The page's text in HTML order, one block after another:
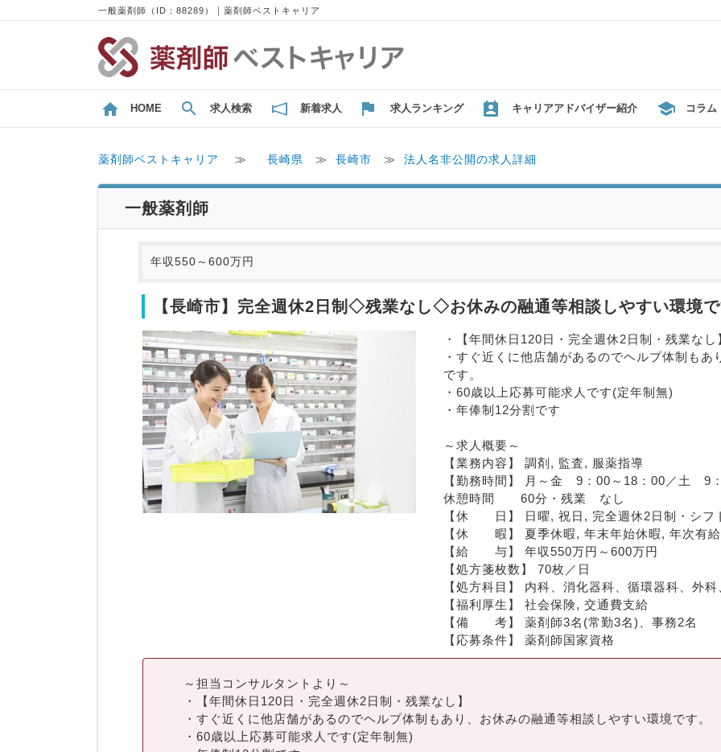
一般薬剤師（ID：88289）｜薬剤師ベストキャリア
HOME 求人検索 新着求人 求人ランキング キャリアアドバイザー紹介 コラム
薬剤師ベストキャリア ≫ 長崎県 ≫ 長崎市 ≫ 法人名非公開の求人詳細
一般薬剤師
年収550～600万円
【長崎市】完全週休2日制◇残業なし◇お休みの融通等相談しやすい環境
・【年間休日120日・完全週休2日制・残業なし
・すぐ近くに他店舗があるのでヘルプ体制も
です。
・60歳以上応募可能求人です(定年制無)
・年俸制12分割です
～求人概要～
【業務内容】 調剤, 監査, 服薬指導
【勤務時間】 月～金　9：00～18：00／土　9
休憩時間	60分・残業　なし
【休　　日】 日曜, 祝日, 完全週休2日制・シフ
【給　　与】 年収550万円～600万円
【処方箋枚数】 70枚／日
【処方科目】 内科、消化器科、循環器科、外
【福利厚生】 社会保険, 交通費支給
【備　　考】 薬剤師3名(常勤3名)、事務2名
【応募条件】 薬剤師国家資格
～担当コンサルタントより～
・【年間休日120日・完全週休2日制・残業なし】
・すぐ近くに他店舗があるのでヘルプ体制もあり、お休みの融通等相談しやすい環境です。
・60歳以上応募可能求人です(定年制無)